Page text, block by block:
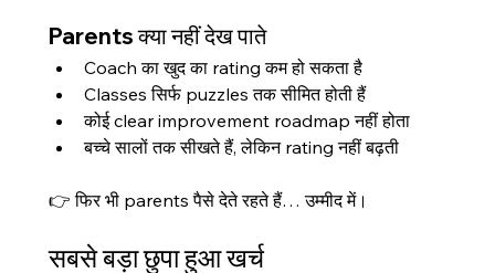
Parents क्या नहीं देख पाते
Coach का खुद का rating कम हो सकता है
Classes सिर्फ puzzles तक सीमित होती हैं
कोई clear improvement roadmap नहीं होता
बच्चे सालों तक सीखते हैं, लेकिन rating नहीं बढ़ती
👉 फिर भी parents पैसे देते रहते हैं… उम्मीद में।
सबसे बड़ा छुपा हुआ खर्च